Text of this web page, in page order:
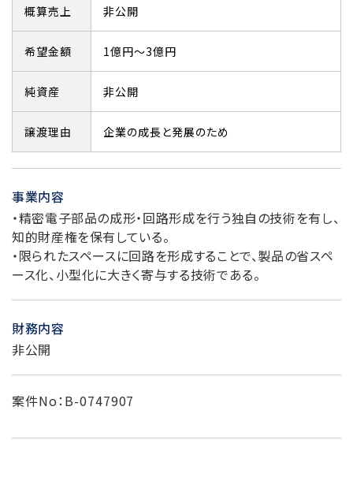
概算売上 非公開
希望金額 1億円～3億円
純資産 非公開
譲渡理由 企業の成長と発展のため
事業内容
・精密電子部品の成形・回路形成を行う独自の技術を有し、
知的財産権を保有している。
・限られたスペースに回路を形成することで、製品の省スペ
ース化、小型化に大きく寄与する技術である。
財務内容
非公開
案件No：B-0747907